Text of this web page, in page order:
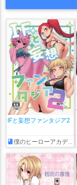
IFと妄想ファンタジア2
僕のヒーローアカデミア